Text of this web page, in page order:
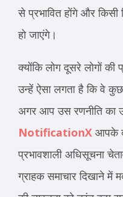
से प्रभावित होंगे और
हो जाएंगे।
क्योंकि लोग दूसरे लोगों की
उन्हें ऐसा लगता है कि वे
अगर आप उस रणनीति का
NotificationX आपके
प्रभावशाली अधिसूचना
ग्राहक समाचार दिखाने